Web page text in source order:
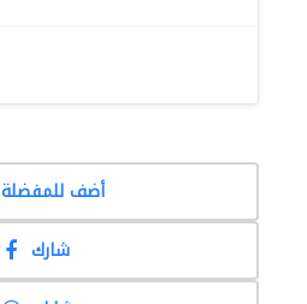
أضف للمفضلة
شارك